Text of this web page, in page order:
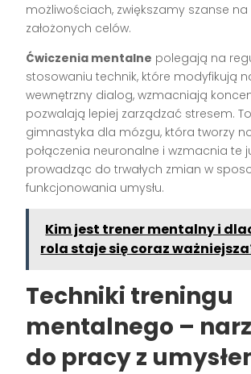
możliwościach, zwiększamy szanse
założonych celów.
Ćwiczenia mentalne polegają na
stosowaniu technik, które modyfikują
wewnętrzny dialog, wzmacniają
pozwalają lepiej zarządzać stresem.
gimnastyka dla mózgu, która tworzy
połączenia neuronalne i wzmacnia te
prowadząc do trwałych zmian w
funkcjonowania umysłu.
Kim jest trener mentalny i
rola staje się coraz
Techniki treningu
mentalnego –
do pracy z